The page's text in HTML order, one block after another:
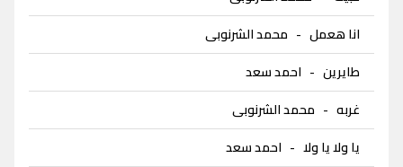
انا هعمل - محمد الشرنوبى
طايرين - احمد سعد
غربه - محمد الشرنوبى
يا ولا يا ولا - احمد سعد